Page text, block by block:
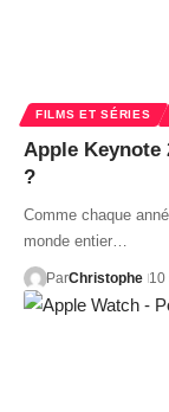
FILMS ET SÉRIES
Apple Keynote
?
Comme chaque
monde entier…
ParChristophe 10